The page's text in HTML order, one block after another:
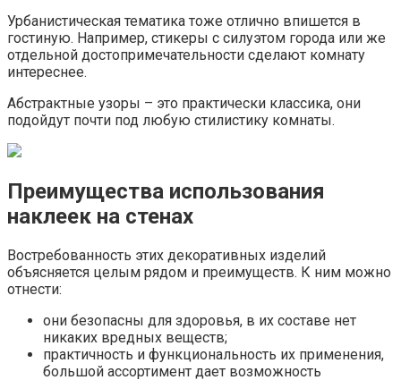
Урбанистическая тематика тоже отлично впишется в
гостиную. Например, стикеры с силуэтом города или же
отдельной достопримечательности сделают комнату
интереснее.
Абстрактные узоры – это практически классика, они
подойдут почти под любую стилистику комнаты.
Преимущества использования
наклеек на стенах
Востребованность этих декоративных изделий
объясняется целым рядом и преимуществ. К ним можно
отнести:
они безопасны для здоровья, в их составе нет
никаких вредных веществ;
практичность и функциональность их применения,
большой ассортимент дает возможность